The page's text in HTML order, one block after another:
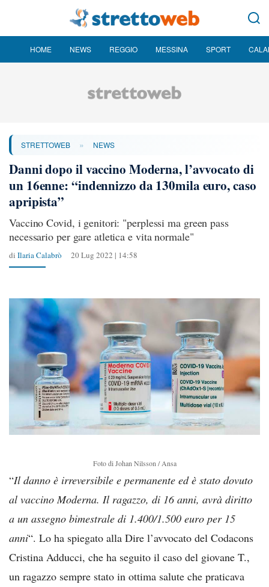
HOME NEWS REGGIO MESSINA SPORT
STRETTOWEB » NEWS
Danni dopo il vaccino Moderna, l’avvocato di
un 16enne: “indennizzo da 130mila euro, caso
apripista”
Vaccino Covid, i genitori: "perplessi ma green pass
necessario per gare atletica e vita normale"
di Ilaria Calabrò 20 Lug 2022 | 14:58
Foto di Johan Nilsson / Ansa
“Il danno è irreversibile e permanente ed è stato dovuto
al vaccino Moderna. Il ragazzo, di 16 anni, avrà diritto
a un assegno bimestrale di 1.400/1.500 euro per 15
anni“. Lo ha spiegato alla Dire l’avvocato del Codacons
Cristina Adducci, che ha seguito il caso del giovane T.,
un ragazzo sempre stato in ottima salute che praticava